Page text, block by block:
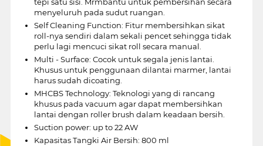
menyeluruh pada sudut ruangan.
Self Cleaning Function: Fitur membersihkan sikat
roll-nya sendiri dalam sekali pencet sehingga tidak
perlu lagi mencuci sikat roll secara manual.
Multi - Surface: Cocok untuk segala jenis lantai.
Khusus untuk penggunaan dilantai marmer, lantai
harus sudah dicoating.
MHCBS Technology: Teknologi yang di rancang
khusus pada vacuum agar dapat membersihkan
lantai dengan roller brush dalam keadaan bersih.
Suction power: up to 22 AW
Kapasitas Tangki Air Bersih: 800 ml